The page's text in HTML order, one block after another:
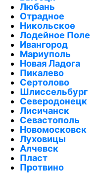
Любань
Отрадное
Никольское
Лодейное Поле
Ивангород
Мариуполь
Новая Ладога
Пикалево
Сертолово
Шлиссельбург
Северодонецк
Лисичанск
Севастополь
Новомосковск
Луховицы
Алчевск
Пласт
Протвино